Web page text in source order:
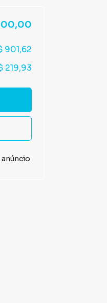
901,62
219,93
anúncio